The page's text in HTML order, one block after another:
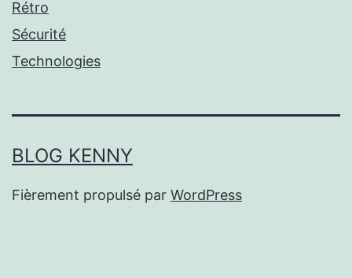
Rétro
Sécurité
Technologies
BLOG KENNY
Fièrement propulsé par WordPress